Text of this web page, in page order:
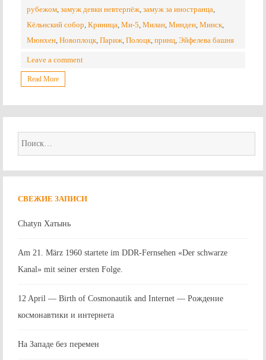
рубежом, замуж девки невтерпёж, замуж за иностранца,
Кёльнский собор, Криница, Ми-5, Милан, Минден, Минск,
Мюнхен, Новоплоцк, Париж, Полоцк, принц, Эйфелева башня
Leave a comment
Read More
Найти:
СВЕЖИЕ ЗАПИСИ
Chatyn Хатынь
Am 21. März 1960 startete im DDR-Fernsehen «Der schwarze
Kanal» mit seiner ersten Folge.
12 April — Birth of Cosmonautik and Internet — Рождение
космонавтики и интернета
На Западе без перемен